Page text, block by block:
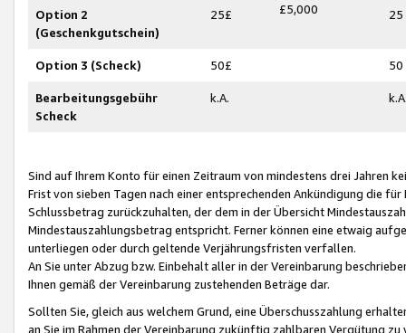
Option 2
(Geschenkgutschein)
25£ £5,000 25
Option 3 (Scheck) 50£ 50
Bearbeitungsgebühr
Scheck
k.A.
Sind auf Ihrem Konto für einen Zeitraum von mindestens drei Jahren
Frist von sieben Tagen nach einer entsprechenden Ankündigung die
Schlussbetrag zurückzuhalten, der dem in der Übersicht
Mindestauszahlungsbetrag entspricht. Ferner können eine etwaig
unterliegen oder durch geltende Verjährungsfristen verfallen.
An Sie unter Abzug bzw. Einbehalt aller in der Vereinbarung
Ihnen gemäß der Vereinbarung zustehenden Beträge dar.
Sollten Sie, gleich aus welchem Grund, eine Überschusszahlung
an Sie im Rahmen der Vereinbarung zukünftig zahlbaren Vergütung zu